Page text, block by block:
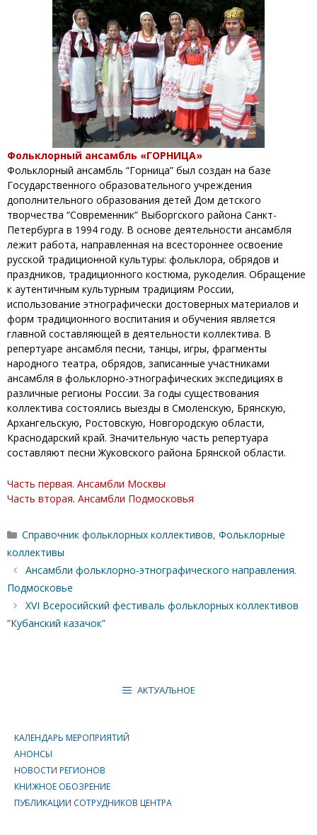
Фольклорный ансамбль «ГОРНИЦА»
Фольклорный ансамбль “Горница” был создан на базе
Государственного образовательного учреждения
дополнительного образования детей Дом детского
творчества “Современник” Выборгского района Санкт-
Петербурга в 1994 году. В основе деятельности ансамбля
лежит работа, направленная на всестороннее освоение
русской традиционной культуры: фольклора, обрядов и
праздников, традиционного костюма, рукоделия. Обращение
к аутентичным культурным традициям России,
использование этнографически достоверных материалов и
форм традиционного воспитания и обучения является
главной составляющей в деятельности коллектива. В
репертуаре ансамбля песни, танцы, игры, фрагменты
народного театра, обрядов, записанные участниками
ансамбля в фольклорно-этнографических экспедициях в
различные регионы России. За годы существования
коллектива состоялись выезды в Смоленскую, Брянскую,
Архангельскую, Ростовскую, Новгородскую области,
Краснодарский край. Значительную часть репертуара
составляют песни Жуковского района Брянской области.
Часть первая. Ансамбли Москвы
Часть вторая. Ансамбли Подмосковья
Рубрики
Справочник фольклорных коллективов,Фольклорные
коллективы
Ансамбли фольклорно-этнографического направления.
Подмосковье
XVI Всеросийский фестиваль фольклорных коллективов
“Кубанский казачок”
АКТУАЛЬНОЕ
КАЛЕНДАРЬ МЕРОПРИЯТИЙ
АНОНСЫ
НОВОСТИ РЕГИОНОВ
КНИЖНОЕ ОБОЗРЕНИЕ
ПУБЛИКАЦИИ СОТРУДНИКОВ ЦЕНТРА